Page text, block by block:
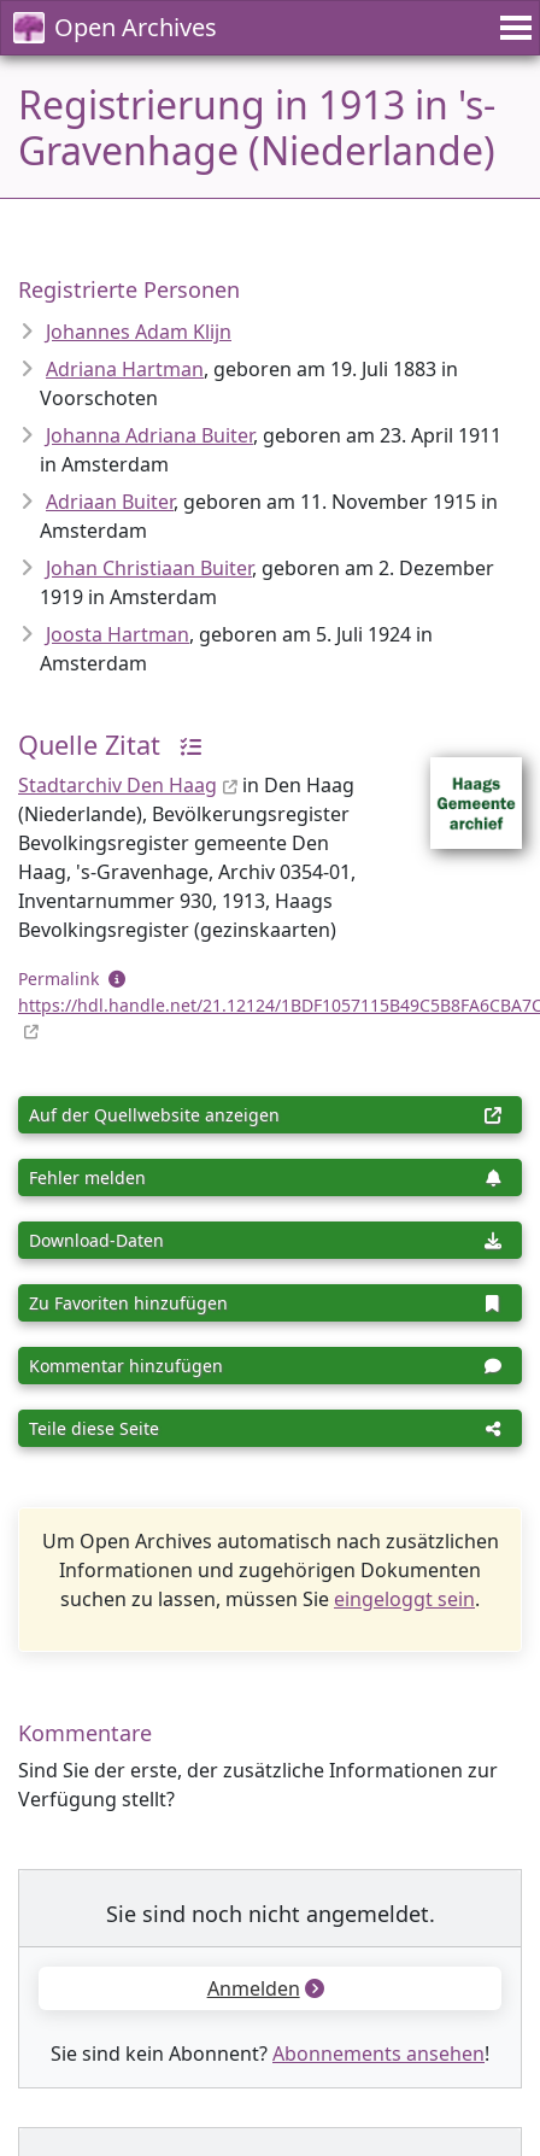
Open Archives
Registrierung in 1913 in 's-
Gravenhage (Niederlande)
Registrierte Personen
Johannes Adam Klijn
Adriana Hartman, geboren am 19. Juli 1883 in
Voorschoten
Johanna Adriana Buiter, geboren am 23. April 1911
in Amsterdam
Adriaan Buiter, geboren am 11. November 1915 in
Amsterdam
Johan Christiaan Buiter, geboren am 2. Dezember
1919 in Amsterdam
Joosta Hartman, geboren am 5. Juli 1924 in
Amsterdam
Quelle Zitat
Stadtarchiv Den Haag
in Den Haag
(Niederlande), Bevölkerungsregister
Bevolkingsregister gemeente Den
Haag, 's-Gravenhage, Archiv 0354-01,
Inventar­nummer 930, 1913, Haags
Bevolkingsregister (gezinskaarten)
Permalink
https://hdl.handle.net/21.12124/
Auf der Quellwebsite anzeigen
Fehler melden
Download-Daten
Zu Favoriten hinzufügen
Kommentar hinzufügen
Teile diese Seite
Um Open Archives automatisch nach zusätzlichen
Informationen und zugehörigen Dokumenten
suchen zu lassen, müssen Sie eingeloggt sein.
Kommentare
Sind Sie der erste, der zusätzliche Informationen zur
Verfügung stellt?
Sie sind noch nicht angemeldet.
Anmelden
Sie sind kein Abonnent?Abonnements ansehen!